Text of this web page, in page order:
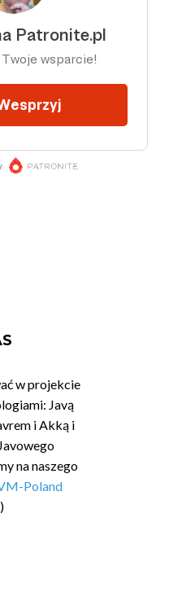
w projekcie
Javą
i Akką i
na naszego
Poland